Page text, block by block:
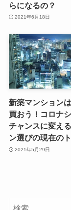
らになるの？
2021年6月18日
新築マンション
買おう！コロナ
チャンスに変え
ン選びの現在の
2021年5月29日